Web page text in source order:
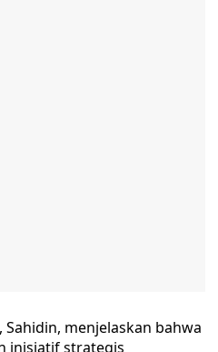
Sahidin, menjelaskan bahwa
inisiatif strategis